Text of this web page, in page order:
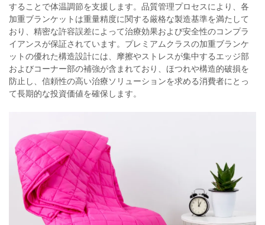
することで体温調節を支援します。品質管理プロセスにより、各
加重ブランケットは重量精度に関する厳格な製造基準を満たして
おり、精密な許容誤差によって治療効果および安全性のコンプラ
イアンスが保証されています。プレミアムクラスの加重ブランケ
ットの優れた構造設計には、摩擦やストレスが集中するエッジ部
およびコーナー部の補強が含まれており、ほつれや構造的破損を
防止し、信頼性の高い治療ソリューションを求める消費者にとっ
て長期的な投資価値を確保します。